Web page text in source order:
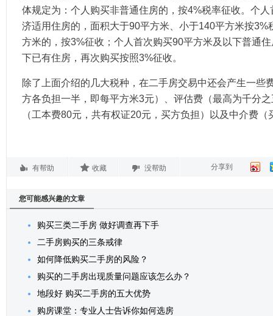
体规定为：个人购买非普通住房的，按4%税率征收。个
济适用住房的，面积大于90平方米、小于140平方米按3%
方米的，按3%征收；个人首次购买90平方米及以下普通
下已有住房，再次购买按照3%征收。
除了上面介绍的几大税种，在二手房交易中还会产生一些
方各负担一半，即每平方米3元）、评估费（最高为千分
（工本费80元，共有权证20元，买方负担）以及中介费
有帮助 收藏 没帮助 分享到
您可能感兴趣的文章
购买三类二手房 做好调查再下手
二手房购买的三条戒律
如何降低购买二手房的风险？
购买的二手房出现质量问题应该怎么办？
地段好 购买二手房的五大优势
购房课堂：专业人士告诉你如何选房